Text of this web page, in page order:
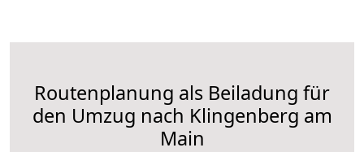
Routenplanung als Beiladung für
den Umzug nach Klingenberg am
Main